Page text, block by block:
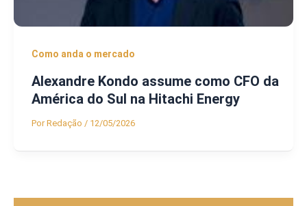
Como anda o mercado
Alexandre Kondo assume como CFO da
América do Sul na Hitachi Energy
PorRedação / 12/05/2026